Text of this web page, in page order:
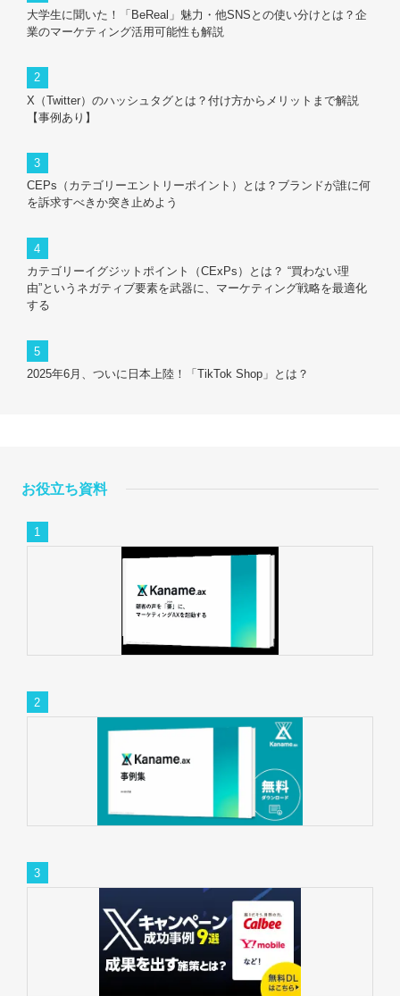
大学生に聞いた！「BeReal」魅力・他SNSとの使い分けとは？企
業のマーケティング活用可能性も解説
X（Twitter）のハッシュタグとは？付け方からメリットまで解説
【事例あり】
CEPs（カテゴリーエントリーポイント）とは？ブランドが誰に何
を訴求すべきか突き止めよう
カテゴリーイグジットポイント（CExPs）とは？ “買わない理
由”というネガティブ要素を武器に、マーケティング戦略を最適化
する
2025年6月、ついに日本上陸！「TikTok Shop」とは？
お役立ち資料